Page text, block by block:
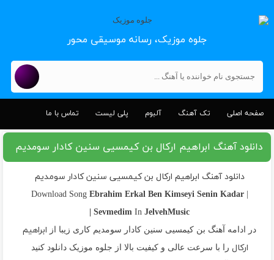
جلوه موزیک، رسانه موسیقی محور
صفحه اصلی تک آهنگ آلبوم پلی لیست تماس با ما
دانلود آهنگ ابراهیم ارکال بن کیمسیی سنین کادار سومدیم
دانلود آهنگ ابراهیم ارکال بن کیمسیی سنین کادار سومدیم
| Download Song
Ebrahim Erkal Ben Kimseyi Senin Kadar
Sevmedim InJelvehMusic |
در ادامه آهنگ بن کیمسیی سنین کادار سومدیم کاری زیبا از ابراهیم
ارکال را با سرعت عالی و کیفیت بالا از جلوه موزیک دانلود کنید